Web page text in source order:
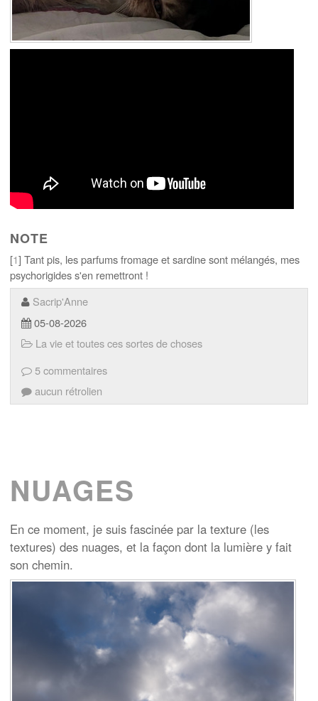
NOTE
[1] Tant pis, les parfums fromage et sardine sont mélangés, mes
psychorigides s'en remettront !
Sacrip'Anne
05-08-2026
La vie et toutes ces sortes de choses
5 commentaires
aucun rétrolien
NUAGES
En ce moment, je suis fascinée par la texture (les
textures) des nuages, et la façon dont la lumière y fait
son chemin.